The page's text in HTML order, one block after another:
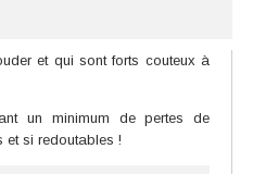
et qui sont forts couteux à
un minimum de pertes de
et si redoutables !